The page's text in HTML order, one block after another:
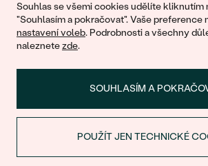
Souhlas se všemi cookies udělíte kliknutím
"Souhlasím a pokračovat". Vaše preference
nastavení voleb. Podrobnosti a všechny
naleznetezde.
SOUHLASÍM A
POUŽÍT JEN TECHNICKÉ
© 2011 - 2026, Eppi.cz
SLEVA NA PRVNÍ